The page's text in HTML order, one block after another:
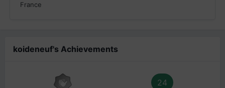
France
koideneuf's Achievements
24